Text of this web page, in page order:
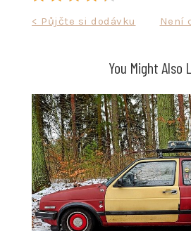
Navigace< Půjčte si dodávku Není
You Might Also